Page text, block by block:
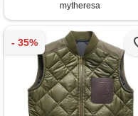
mytheresa